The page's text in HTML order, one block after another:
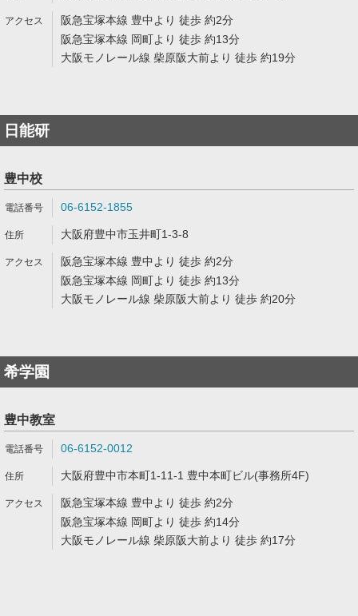
阪急宝塚本線 豊中より 徒歩 約2分
阪急宝塚本線 岡町より 徒歩 約13分
大阪モノレール線 柴原阪大前より 徒歩 約19分
日能研
豊中校
06-6152-1855
大阪府豊中市玉井町1-3-8
阪急宝塚本線 豊中より 徒歩 約2分
阪急宝塚本線 岡町より 徒歩 約13分
大阪モノレール線 柴原阪大前より 徒歩 約20分
希学園
豊中教室
06-6152-0012
大阪府豊中市本町1-11-1 豊中本町ビル(事務所4F)
阪急宝塚本線 豊中より 徒歩 約2分
阪急宝塚本線 岡町より 徒歩 約14分
大阪モノレール線 柴原阪大前より 徒歩 約17分